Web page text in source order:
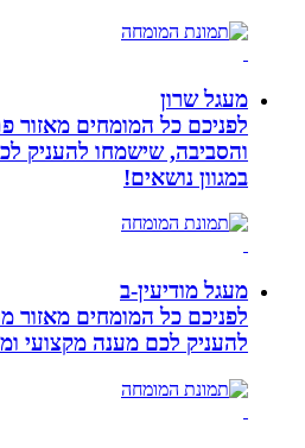
מעגל שרון
לפניכם כל המומחים מאזור פתח
והסביבה, שישמחו להעניק לכם
במגוון נושאים!
מעגל מודיעין-ב
לפניכם כל המומחים מאזור
להעניק לכם מענה מקצועי ומהימן